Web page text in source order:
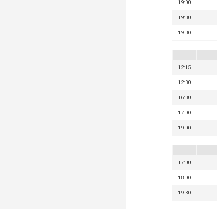
19:00
19:30
19:30
12:15
12:30
16:30
17:00
19:00
17:00
18:00
19:30